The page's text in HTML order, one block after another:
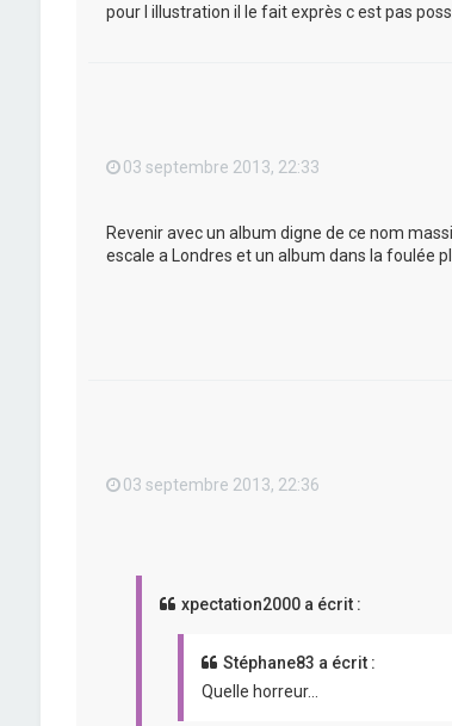
pour l illustration il le fait exprès c est pas
03 septembre 2013, 22:33
Revenir avec un album digne de ce nom
escale a Londres et un album dans la foulée
03 septembre 2013, 22:36
xpectation2000 a écrit :
Stéphane83 a écrit :
Quelle horreur...